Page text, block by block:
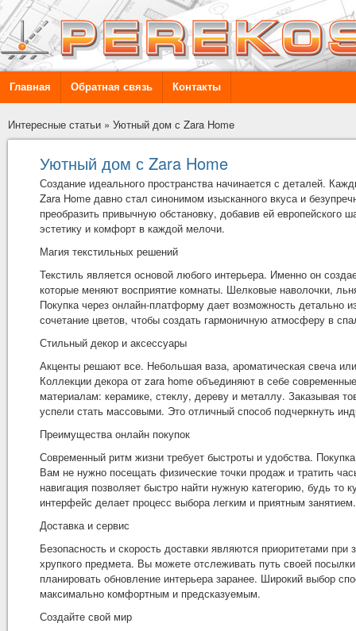
Главная Обратная связь Контакты
Интересные статьи » Уютный дом с Zara Home
Уютный дом с Zara Home
Создание идеального пространства начинается с деталей.
Zara Home давно стал синонимом изысканного вкуса и
преобразить привычную обстановку, добавив ей европейского
эстетику и комфорт в каждой мелочи.
Магия текстильных решений
Текстиль является основой любого интерьера. Именно он
которые меняют восприятие комнаты. Шелковые наволочки,
Покупка через онлайн-платформу дает возможность детально
сочетание цветов, чтобы создать гармоничную атмосферу в
Стильный декор и аксессуары
Акценты решают все. Небольшая ваза, ароматическая свеча
Коллекции декора от zara home объединяют в себе
материалам: керамике, стеклу, дереву и металлу. Заказывая
успели стать массовыми. Это отличный способ подчеркнуть
Преимущества онлайн покупок
Современный ритм жизни требует быстроты и удобства.
Вам не нужно посещать физические точки продаж и тратить
навигация позволяет быстро найти нужную категорию, будь
интерфейс делает процесс выбора легким и приятным занятием.
Доставка и сервис
Безопасность и скорость доставки являются приоритетами
хрупкого предмета. Вы можете отслеживать путь своей
планировать обновление интерьера заранее. Широкий выбор
максимально комфортным и предсказуемым.
Создайте свой мир